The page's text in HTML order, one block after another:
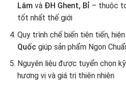
Lâm và ĐH Ghent, Bỉ – thuộc
tốt nhất thế giới
Quy trình chế biến tiên tiến,
Quốc giúp sản phẩm Ngon
Nguyên liệu được tuyển chọn
hương vị và giá trị thiên nhiên